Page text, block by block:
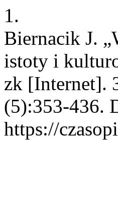
1.
Biernacik J.
istoty i
zk [Internet].
(5):353-436.
https://